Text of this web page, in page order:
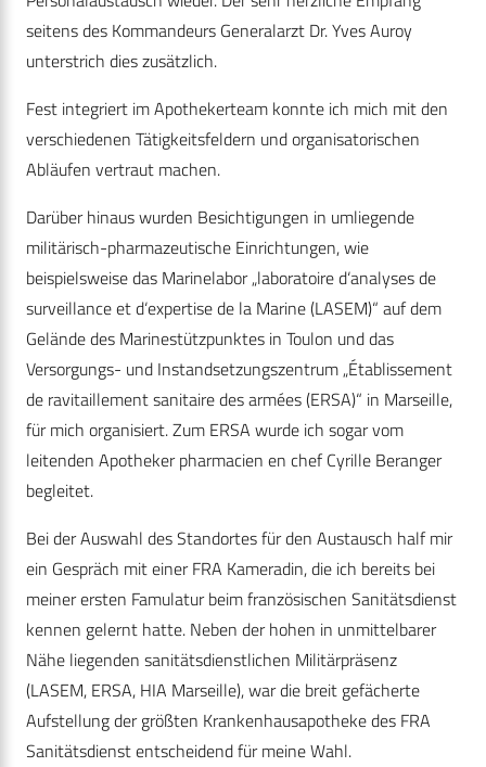
seitens des Kommandeurs Generalarzt Dr. Yves Auroy
unterstrich dies zusätzlich.
Fest integriert im Apothekerteam konnte ich mich mit den
verschiedenen Tätigkeitsfeldern und organisatorischen
Abläufen vertraut machen.
Darüber hinaus wurden Besichtigungen in umliegende
militärisch-pharmazeutische Einrichtungen, wie
beispielsweise das Marinelabor „laboratoire d‘analyses de
surveillance et d‘expertise de la Marine (LASEM)“ auf dem
Gelände des Marinestützpunktes in Toulon und das
Versorgungs- und Instandsetzungszentrum „Établissement
de ravitaillement sanitaire des armées (ERSA)“ in Marseille,
für mich organisiert. Zum ERSA wurde ich sogar vom
leitenden Apotheker pharmacien en chef Cyrille Beranger
begleitet.
Bei der Auswahl des Standortes für den Austausch half mir
ein Gespräch mit einer FRA Kameradin, die ich bereits bei
meiner ersten Famulatur beim französischen Sanitätsdienst
kennen gelernt hatte. Neben der hohen in unmittelbarer
Nähe liegenden sanitätsdienstlichen Militärpräsenz
(LASEM, ERSA, HIA Marseille), war die breit gefächerte
Aufstellung der größten Krankenhausapotheke des FRA
Sanitätsdienst entscheidend für meine Wahl.